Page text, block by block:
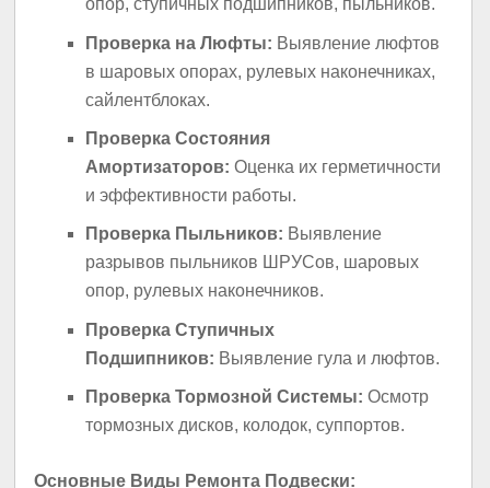
опор, ступичных подшипников, пыльников.
Проверка на Люфты: Выявление люфтов
в шаровых опорах, рулевых наконечниках,
сайлентблоках.
Проверка Состояния
Амортизаторов: Оценка их герметичности
и эффективности работы.
Проверка Пыльников: Выявление
разрывов пыльников ШРУСов, шаровых
опор, рулевых наконечников.
Проверка Ступичных
Подшипников: Выявление гула и люфтов.
Проверка Тормозной Системы: Осмотр
тормозных дисков, колодок, суппортов.
Основные Виды Ремонта Подвески: